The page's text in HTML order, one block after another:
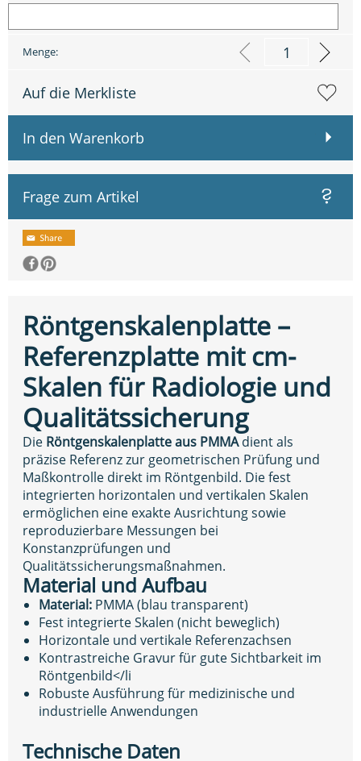
Menge:
Auf die Merkliste
In den Warenkorb
Frage zum Artikel
Röntgenskalenplatte –
Referenzplatte mit cm-
Skalen für Radiologie und
Qualitätssicherung
Die Röntgenskalenplatte aus PMMAdient als
präzise Referenz zur geometrischen Prüfung und
Maßkontrolle direkt im Röntgenbild. Die fest
integrierten horizontalen und vertikalen Skalen
ermöglichen eine exakte Ausrichtung sowie
reproduzierbare Messungen bei
Konstanzprüfungen und
Qualitätssicherungsmaßnahmen.
Material und Aufbau
Material: PMMA (blau transparent)
Fest integrierte Skalen (nicht beweglich)
Horizontale und vertikale Referenzachsen
Kontrastreiche Gravur für gute Sichtbarkeit im
Röntgenbild</li
Robuste Ausführung für medizinische und
industrielle Anwendungen
Technische Daten